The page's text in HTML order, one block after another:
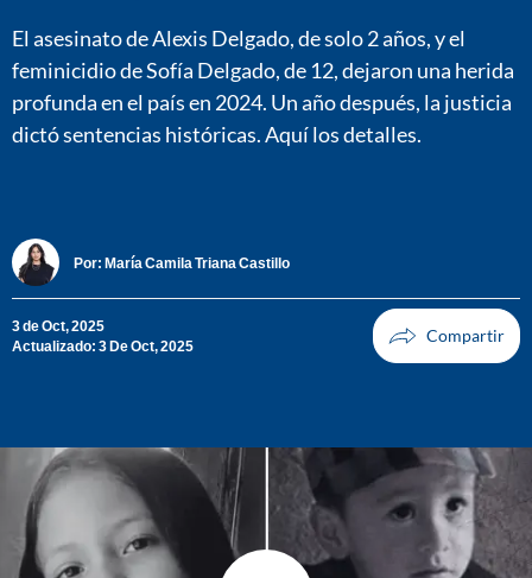
El asesinato de Alexis Delgado, de solo 2 años, y el
feminicidio de Sofía Delgado, de 12, dejaron una herida
profunda en el país en 2024. Un año después, la justicia
dictó sentencias históricas. Aquí los detalles.
Por: María Camila Triana Castillo
3 de Oct, 2025
Actualizado: 3 De Oct, 2025